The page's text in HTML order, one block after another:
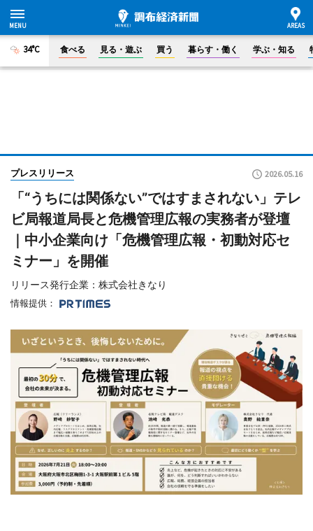
34°C 食べる 見る・遊ぶ 買う 暮らす・働く 学ぶ・知る
プレスリリース 2026.05.16
「“うちには関係ない”ではすまされない」テレ
ビ局報道局長と危機管理広報の実務者が登壇
｜中小企業向け「危機管理広報・初動対応セ
ミナー」を開催
リリース発行企業：株式会社きなり
情報提供：